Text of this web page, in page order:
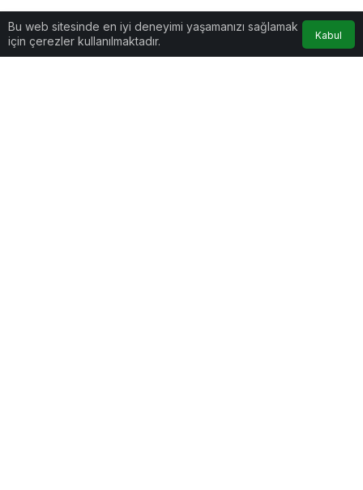
Bu web sitesinde en iyi deneyimi yaşamanızı sağlamak
için çerezler kullanılmaktadır.
Kabul